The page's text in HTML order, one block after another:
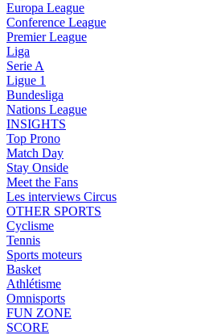
Europa League
Conference League
Premier League
Liga
Serie A
Ligue 1
Bundesliga
Nations League
INSIGHTS
Top Prono
Match Day
Stay Onside
Meet the Fans
Les interviews Circus
OTHER SPORTS
Cyclisme
Tennis
Sports moteurs
Basket
Athlétisme
Omnisports
FUN ZONE
SCORE